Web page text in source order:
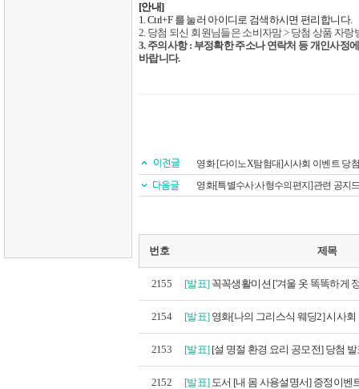
[안내]
1. Ctrl+F 를 눌러 아이디로 검색하시면 편리합니다.
2. 당첨 되신 회원님들은 소비자맘> 당첨 상품 자랑
3. 주의사항: 부정확한 주소나 연락처 등 개인사정
바랍니다.
영화 [다이노X탐험대]시사회 이벤트 당
영화[특별수사:사형수의편지]관련 공지
번호 제목
2155 [발표] 꼭꼭생활미션 ['겨울 옷 똑똑하게
2154 [발표] 영화[나의 그리스식 웨딩2] 시사회
2153 [발표] [설 명절 환경 요리 공모전] 당첨 발
2152 [발표] 도서 [내 몸 사용설명서] 증정이벤